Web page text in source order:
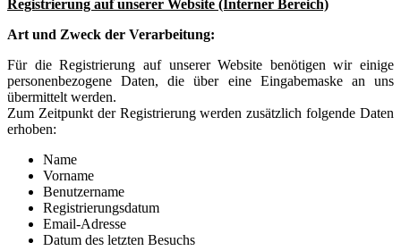
Registrierung auf unserer Website (Interner Bereich)
Art und Zweck der Verarbeitung:
Für die Registrierung auf unserer Website benötigen wir einige
personenbezogene Daten, die über eine Eingabemaske an uns
übermittelt werden.
Zum Zeitpunkt der Registrierung werden zusätzlich folgende Daten
erhoben:
Name
Vorname
Benutzername
Registrierungsdatum
Email-Adresse
Datum des letzten Besuchs